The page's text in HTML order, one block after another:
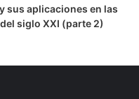
sus aplicaciones en las
siglo XXI (parte 2)